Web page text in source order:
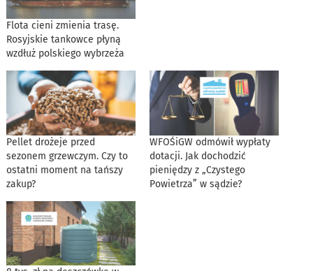
Flota cieni zmienia trasę.
Rosyjskie tankowce płyną
wzdłuż polskiego wybrzeża
Pellet drożeje przed
sezonem grzewczym. Czy to
ostatni moment na tańszy
zakup?
WFOŚiGW odmówił wypłaty
dotacji. Jak dochodzić
pieniędzy z „Czystego
Powietrza” w sądzie?